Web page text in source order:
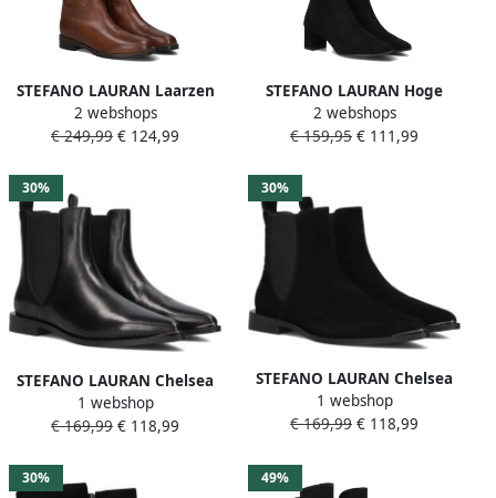
STEFANO LAURAN Laarzen
Dames 2048 Maat: 42
Materiaal: Leer Kleur:
2 webshops
€ 249,99 € 124,99
STEFANO LAURAN Hoge
Laarzen Dames 75517-21
Maat: 40 Materiaal: Textiel
2 webshops
€ 159,95 € 111,99
30%
STEFANO LAURAN Chelsea
Boots Dames Pe2061 Maat:
37 Materiaal: Leer Kleur:
1 webshop
€ 169,99 € 118,99
30%
STEFANO LAURAN Chelsea
Boots Dames Pe2061 Maat:
36 Materiaal: Suède Kleur:
1 webshop
€ 169,99 € 118,99
30% 49%